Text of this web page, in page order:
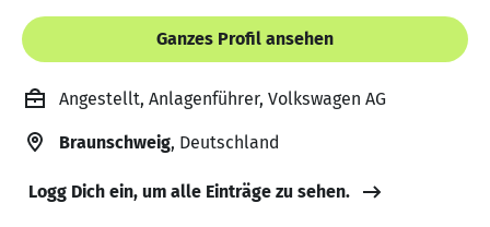
Ganzes Profil ansehen
Angestellt, Anlagenführer, Volkswagen AG
Braunschweig, Deutschland
Logg Dich ein, um alle Einträge zu sehen.